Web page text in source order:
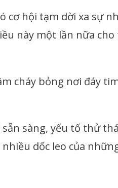
cơ hội tạm dời xa sự
này một lần nữa
cháy bỏng nơi đáy
sàng, yếu tố thử
dốc leo của